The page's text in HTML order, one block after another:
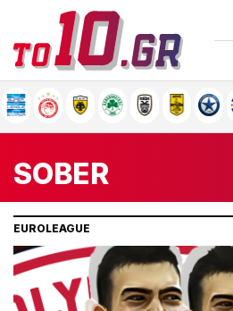
SOBER
EUROLEAGUE